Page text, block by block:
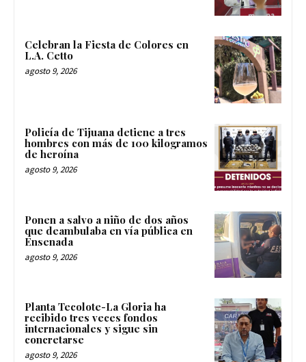
Celebran la Fiesta de Colores en
L.A. Cetto
agosto 9, 2026
Policía de Tijuana detiene a tres
hombres con más de 100 kilogramos
de heroína
agosto 9, 2026
Ponen a salvo a niño de dos años
que deambulaba en vía pública en
Ensenada
agosto 9, 2026
Planta Tecolote-La Gloria ha
recibido tres veces fondos
internacionales y sigue sin
concretarse
agosto 9, 2026